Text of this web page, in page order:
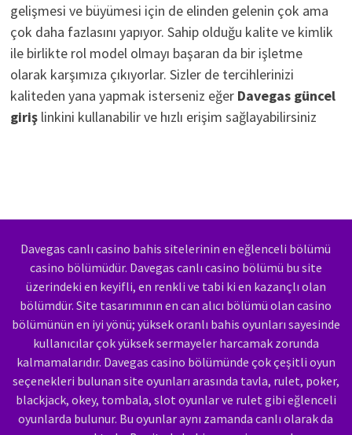
gelişmesi ve büyümesi için de elinden gelenin çok ama
çok daha fazlasını yapıyor. Sahip olduğu kalite ve kimlik
ile birlikte rol model olmayı başaran da bir işletme
olarak karşımıza çıkıyorlar. Sizler de tercihlerinizi
kaliteden yana yapmak isterseniz eğer Davegas güncel
giriş linkini kullanabilir ve hızlı erişim sağlayabilirsiniz
Davegas canlı casino bahis sitelerinin en eğlenceli bölümü
casino bölümüdür. Davegas canlı casino bölümü bu site
üzerindeki en keyifli, en renkli ve tabi ki en kazançlı olan
bölümdür. Site tasarımının en can alıcı bölümü olan casino
bölümünün en iyi yönü; yüksek oranlı bahis oyunları sayesinde
kullanıcılar çok yüksek sermayeler harcamak zorunda
kalmamalarıdır. Davegas casino bölümünde çok çeşitli oyun
seçenekleri bulunan site oyunları arasında tavla, rulet, poker,
blackjack, okey, tombala, slot oyunlar ve rulet gibi eğlenceli
oyunlarda bulunur. Bu oyunlar aynı zamanda canlı olarak da